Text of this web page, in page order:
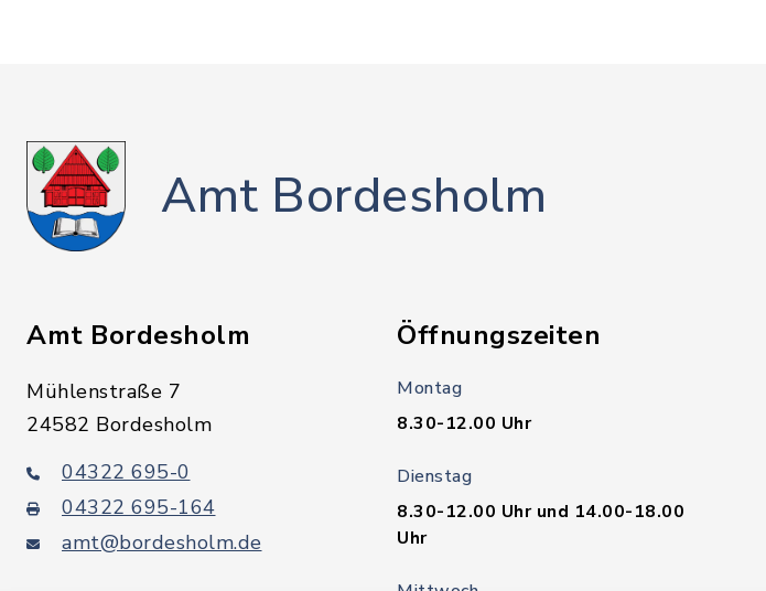
Amt Bordesholm
Amt Bordesholm
Mühlenstraße 7
24582 Bordesholm
04322 695-0
04322 695-164
amt@bordesholm.de
Öffnungszeiten
Montag
8.30-12.00 Uhr
Dienstag
8.30-12.00 Uhr und 14.00-18.00
Uhr